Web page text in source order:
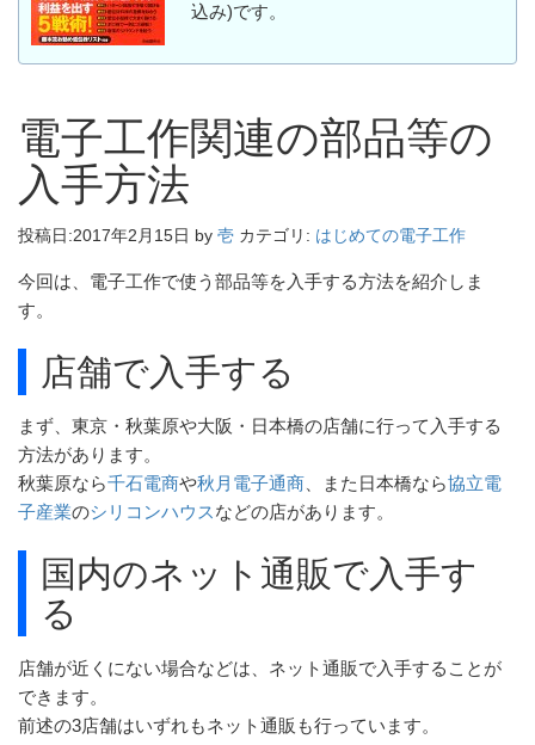
込み)です。
電子工作関連の部品等の
入手方法
投稿日:2017年2月15日 by 壱 カテゴリ: はじめての電子工作
今回は、電子工作で使う部品等を入手する方法を紹介しま
す。
店舗で入手する
まず、東京・秋葉原や大阪・日本橋の店舗に行って入手する
方法があります。
秋葉原なら千石電商や秋月電子通商、また日本橋なら協立電
子産業のシリコンハウスなどの店があります。
国内のネット通販で入手す
る
店舗が近くにない場合などは、ネット通販で入手することが
できます。
前述の3店舗はいずれもネット通販も行っています。